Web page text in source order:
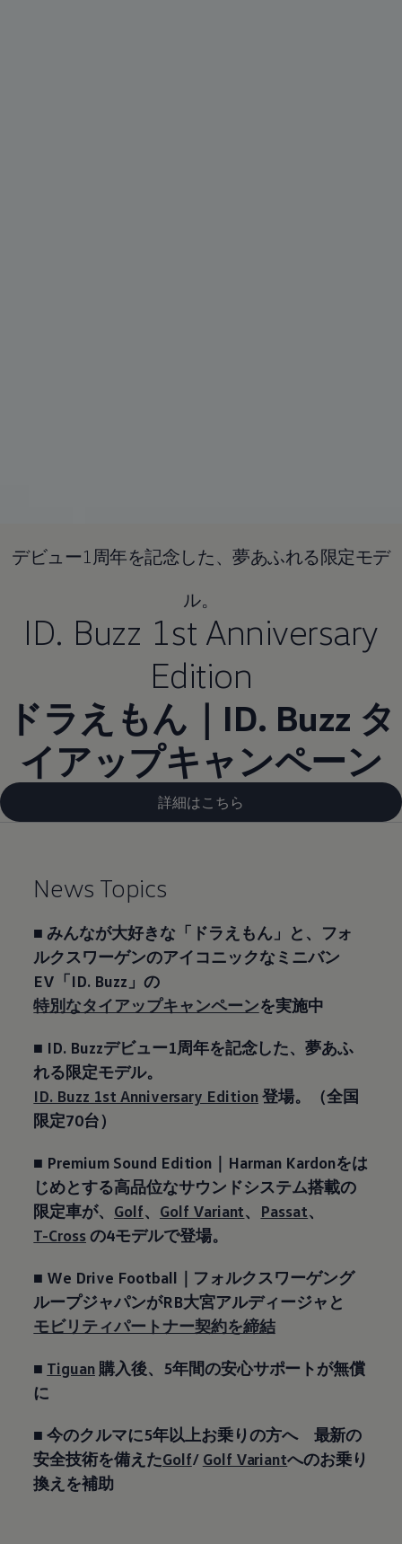
デビュー1周年を記念した、夢あふれる限定モデ
ル。
ID. Buzz 1st Anniversary
Edition
ドラえもん｜ID. Buzz タ
イアップキャンペーン
詳細はこちら
News Topics
■ みんなが大好きな「ドラえもん」と、フォ
ルクスワーゲンのアイコニックなミニバン
EV「ID. Buzz」の
特別なタイアップキャンペーンを実施中
■ ID. Buzzデビュー1周年を記念した、夢あふ
れる限定モデル。
ID. Buzz 1st Anniversary Edition登場。（全国
限定70台）
■ Premium Sound Edition｜Harman Kardonをは
じめとする高品位なサウンドシステム搭載の
限定車が、 Golf、 Golf Variant、 Passat、
T-Cross の4モデルで登場。
■ We Drive Football｜フォルクスワーゲング
ループジャパンが​RB大宮アルディージャと
モビリティパートナー契約を締結
■ Tiguan 購入後、5年間の安心サポートが無償
に
■ 今のクルマに5年以上お乗りの方へ 最新の
安全技術を備えたGolf/ Golf Variantへのお乗り
換えを補助